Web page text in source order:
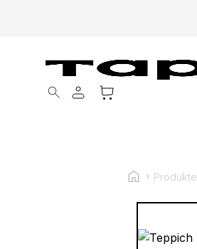
Products search
Produkte